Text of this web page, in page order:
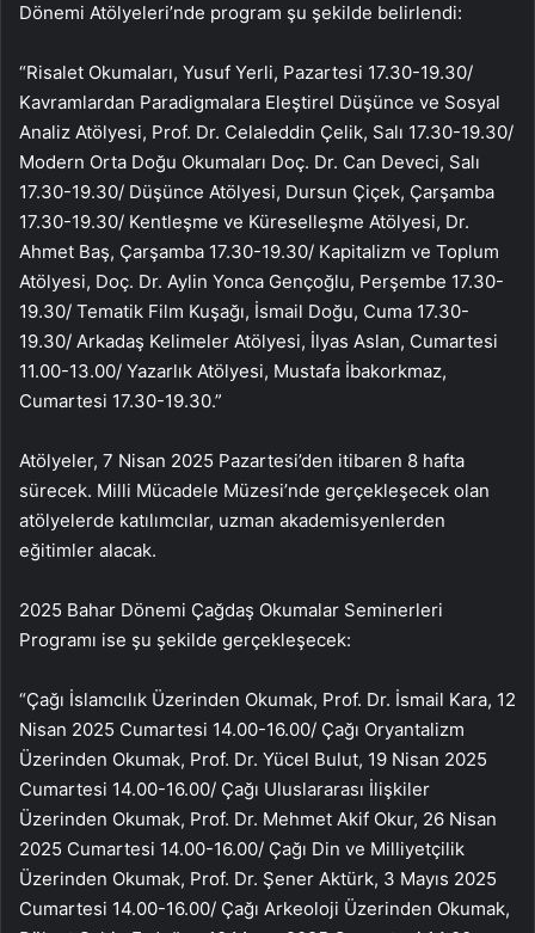
Dönemi Atölyeleri’nde program şu şekilde belirlendi:
“Risalet Okumaları, Yusuf Yerli, Pazartesi 17.30-19.30/
Kavramlardan Paradigmalara Eleştirel Düşünce ve Sosyal
Analiz Atölyesi, Prof. Dr. Celaleddin Çelik, Salı 17.30-19.30/
Modern Orta Doğu Okumaları Doç. Dr. Can Deveci, Salı
17.30-19.30/ Düşünce Atölyesi, Dursun Çiçek, Çarşamba
17.30-19.30/ Kentleşme ve Küreselleşme Atölyesi, Dr.
Ahmet Baş, Çarşamba 17.30-19.30/ Kapitalizm ve Toplum
Atölyesi, Doç. Dr. Aylin Yonca Gençoğlu, Perşembe 17.30-
19.30/ Tematik Film Kuşağı, İsmail Doğu, Cuma 17.30-
19.30/ Arkadaş Kelimeler Atölyesi, İlyas Aslan, Cumartesi
11.00-13.00/ Yazarlık Atölyesi, Mustafa İbakorkmaz,
Cumartesi 17.30-19.30.”
Atölyeler, 7 Nisan 2025 Pazartesi’den itibaren 8 hafta
sürecek. Milli Mücadele Müzesi’nde gerçekleşecek olan
atölyelerde katılımcılar, uzman akademisyenlerden
eğitimler alacak.
2025 Bahar Dönemi Çağdaş Okumalar Seminerleri
Programı ise şu şekilde gerçekleşecek:
“Çağı İslamcılık Üzerinden Okumak, Prof. Dr. İsmail Kara, 12
Nisan 2025 Cumartesi 14.00-16.00/ Çağı Oryantalizm
Üzerinden Okumak, Prof. Dr. Yücel Bulut, 19 Nisan 2025
Cumartesi 14.00-16.00/ Çağı Uluslararası İlişkiler
Üzerinden Okumak, Prof. Dr. Mehmet Akif Okur, 26 Nisan
2025 Cumartesi 14.00-16.00/ Çağı Din ve Milliyetçilik
Üzerinden Okumak, Prof. Dr. Şener Aktürk, 3 Mayıs 2025
Cumartesi 14.00-16.00/ Çağı Arkeoloji Üzerinden Okumak,